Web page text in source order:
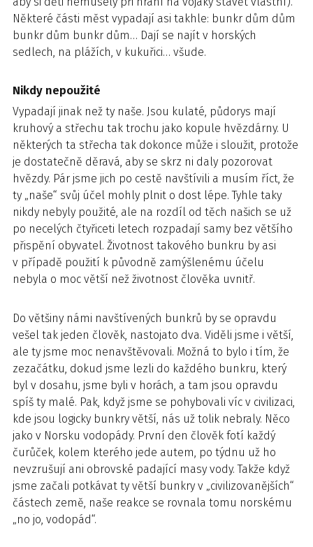
Některé části měst vypadají asi takhle: bunkr dům dům
bunkr dům bunkr dům… Dají se najít v horských
sedlech, na plážích, v kukuřici… všude.
Nikdy nepoužité
Vypadají jinak než ty naše. Jsou kulaté, půdorys mají
kruhový a střechu tak trochu jako kopule hvězdárny. U
některých ta střecha tak dokonce může i sloužit, protože
je dostatečně děravá, aby se skrz ni daly pozorovat
hvězdy. Pár jsme jich po cestě navštívili a musím říct, že
ty „naše“ svůj účel mohly plnit o dost lépe. Tyhle taky
nikdy nebyly použité, ale na rozdíl od těch našich se už
po necelých čtyřiceti letech rozpadají samy bez většího
přispění obyvatel. Životnost takového bunkru by asi
v případě použití k původně zamýšlenému účelu
nebyla o moc větší než životnost člověka uvnitř.
Do většiny námi navštívených bunkrů by se opravdu
vešel tak jeden člověk, nastojato dva. Viděli jsme i větší,
ale ty jsme moc nenavštěvovali. Možná to bylo i tím, že
zezačátku, dokud jsme lezli do každého bunkru, který
byl v dosahu, jsme byli v horách, a tam jsou opravdu
spíš ty malé. Pak, když jsme se pohybovali víc v civilizaci,
kde jsou logicky bunkry větší, nás už tolik nebraly. Něco
jako v Norsku vodopády. První den člověk fotí každý
čurůček, kolem kterého jede autem, po týdnu už ho
nevzrušují ani obrovské padající masy vody. Takže když
jsme začali potkávat ty větší bunkry v „civilizovanějších“
částech země, naše reakce se rovnala tomu norskému
„no jo, vodopád“.